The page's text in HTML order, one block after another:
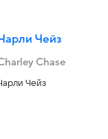
Чейз
Chase
Чейз